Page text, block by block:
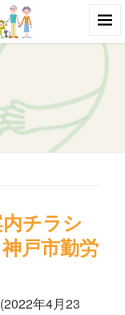
チラシ
戸市勤労
年4月23